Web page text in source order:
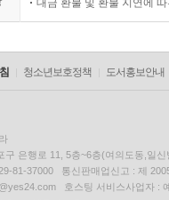
청소년보호정책 도서홍보안내
구 은행로 11, 5층~6층(여의도동,일신
81-37000 통신판매업신고 : 제
호스팅 서비스사업자 :